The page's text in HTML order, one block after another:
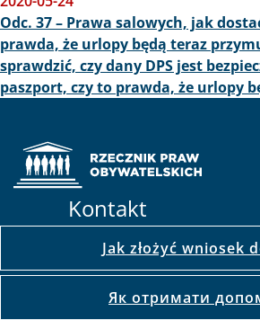
Odc. 37 – Prawa salowych, jak
prawda, że urlopy będą teraz
sprawdzić, czy dany DPS jest
paszport, czy to prawda, że urlopy
Kontakt
Jak złożyć wniosek
Як отримати